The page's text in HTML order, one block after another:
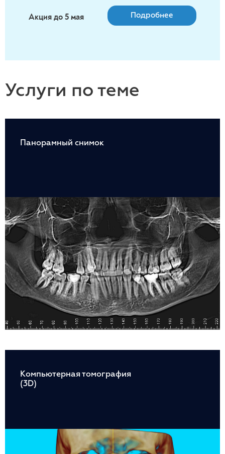
Акция до 5 мая Подробнее
Услуги по теме
Панорамный снимок
Компьютерная томография
(3D)